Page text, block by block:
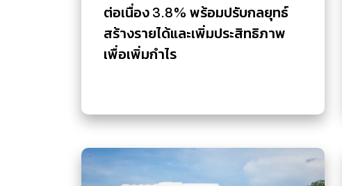
ต่อเนื่อง 3.8% พร้อมปรับกลยุทธ์
สร้างรายได้และเพิ่มประสิทธิภาพ
เพื่อเพิ่มกำไร